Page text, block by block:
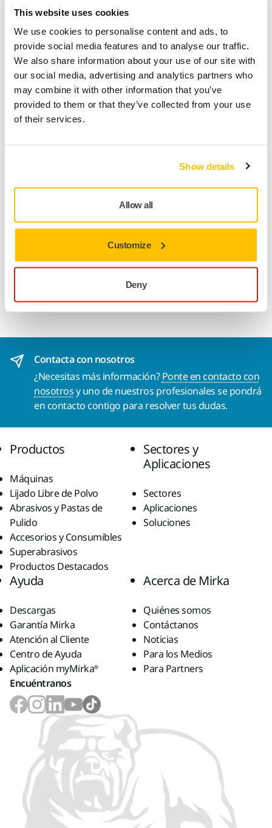
This website uses cookies
We use cookies to personalise content and ads, to
provide social media features and to analyse our traffic.
We also share information about your use of our site with
our social media, advertising and analytics partners who
may combine it with other information that you’ve
provided to them or that they’ve collected from your use
of their services.
Show details
Allow all
Customize
Deny
Unidades por caja
x50 piezas
Mirka code
AC23205080
Descargas
Abranet® Ace ha sido desarrollado para aplicaciones de
malla optimizada y a sus granos cerámicos, Abranet® Ace
proporciona un lijado y rendimiento superiores en maderas
sobre diversos materiales de superficie sólida. Abranet® Ace
funciona de manera excelente en tareas de lijado de fondo,
otorgando un rendimiento óptimo y una mayor vida útil.
Contacta con nosotros
¿Necesitas más información?Ponte en contacto con
nosotrosy uno de nuestros profesionales se pondrá
en contacto contigo para resolver tus dudas.
Productos
Máquinas
Lijado Libre de Polvo
Abrasivos y Pastas de
Pulido
Accesorios y Consumibles
Superabrasivos
Productos Destacados
Sectores y
Aplicaciones
Sectores
Aplicaciones
Soluciones
Ayuda
Descargas
Garantía Mirka
Atención al Cliente
Centro de Ayuda
Aplicación myMirka®
Acerca de Mirka
Quiénes somos
Contáctanos
Noticias
Para los Medios
Para Partners
Encuéntranos